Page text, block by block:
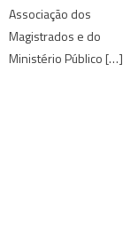
Associação dos
Magistrados e do
Ministério Público […]